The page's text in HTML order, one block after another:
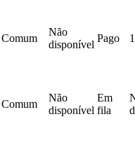
Comum
Não
disponível
Pago
Comum
Não
disponível
Em
fila